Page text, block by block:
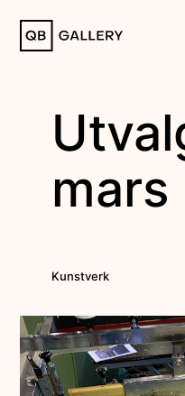
QB Gallery
mars
Kunstverk